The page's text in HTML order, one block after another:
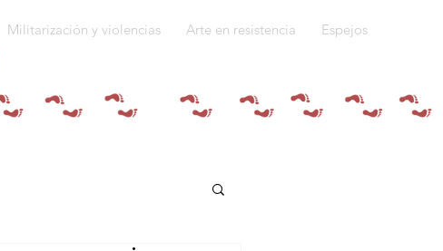
Militarización y violencias Arte en resistencia Espejos